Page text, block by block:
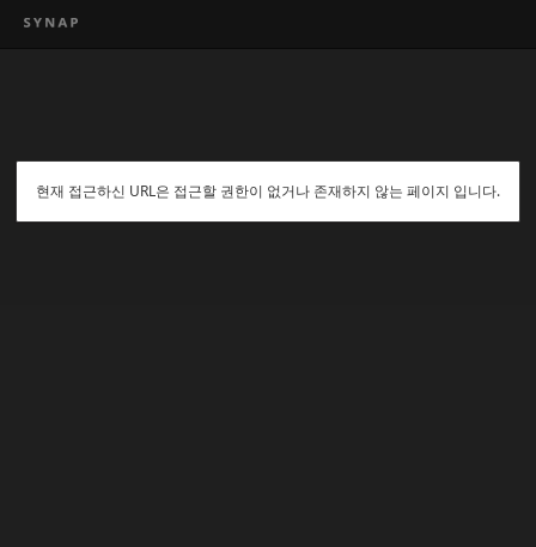
현재 접근하신 URL은 접근할 권한이 없거나 존재하지 않는 페이지 입니다.